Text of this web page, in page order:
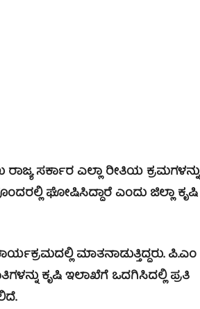
ಸರ್ಕಾರ ಎಲ್ಲಾ ರೀತಿಯ ಕ್ರಮಗಳನ್ನು
ಘೋಷಿಸಿದ್ದಾರೆ ಎಂದು ಜಿಲ್ಲಾ ಕೃಷಿ
ಮಾತನಾಡುತ್ತಿದ್ದರು. ಪಿ.ಎಂ
ಕೃಷಿ ಇಲಾಖೆಗೆ ಒದಗಿಸಿದಲ್ಲಿ ಪ್ರತಿ